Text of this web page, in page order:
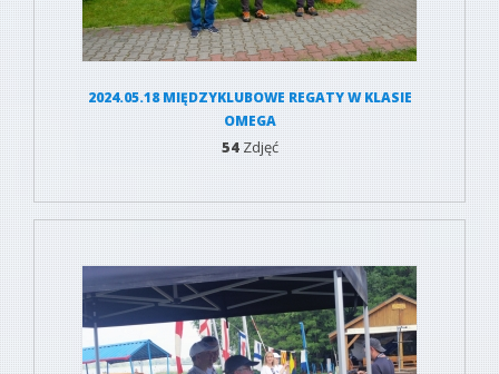
2024.05.18 MIĘDZYKLUBOWE REGATY W KLASIE
OMEGA
54Zdjęć